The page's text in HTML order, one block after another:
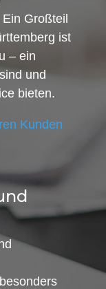
Großteil
ist
– ein
und
bieten.
Kunden